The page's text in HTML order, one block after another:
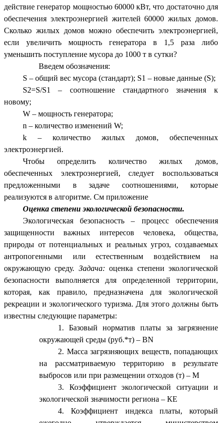
действие генератор мощностью 60000 кВт, что достаточно для
обеспечения электроэнергией жителей 60000 жилых домов.
Сколько жилых домов можно обеспечить электроэнергией,
если увеличить мощность генератора в 1,5 раза либо
уменьшить поступление мусора до 1000 т в сутки?
Введем обозначения:
S – общий вес мусора (стандарт); S1 – новые данные (S);
S2=S/S1 – соотношение стандартного значения к
новому;
W – мощность генератора;
n – количество изменений W;
k – количество жилых домов, обеспеченных
электроэнергией.
Чтобы определить количество жилых домов,
обеспеченных электроэнергией, следует воспользоваться
предложенными в задаче соотношениями, которые
реализуются в алгоритме. См приложение
Оценка степени экологической безопасности.
Экологическая безопасность – процесс обеспечения
защищенности важных интересов человека, общества,
природы от потенциальных и реальных угроз, создаваемых
антропогенными или естественным воздействием на
окружающую среду. Задача:оценка степени экологической
безопасности выполняется для определенной территории,
которая, как правило, предназначена для экологической
рекреации и экологического туризма. Для этого должны быть
известны следующие параметры:
Базовый норматив платы за загрязнение
окружающей среды (руб.*т) – ВN
Масса загрязняющих веществ, попадающих
на рассматриваемую территорию в результате
выбросов или при размещении отходов (т) – М
Коэффициент экологической ситуации и
экологической значимости региона – КЕ
Коэффициент индекса платы, который